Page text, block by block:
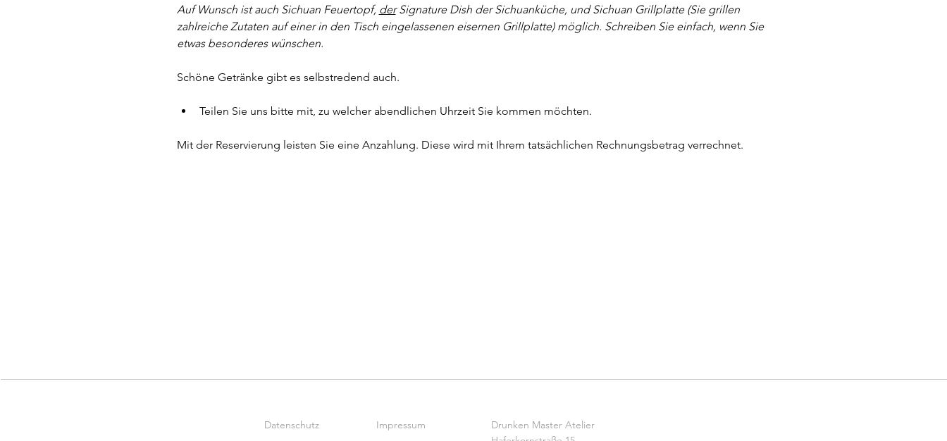
Auf Wunsch ist auch Sichuan Feuertopf, der Signature Dish der Sichuanküche, und Sichuan Grillplatte (Sie grillen
zahlreiche Zutaten auf einer in den Tisch eingelassenen eisernen Grillplatte) möglich. Schreiben Sie einfach, wenn Sie
etwas besonderes wünschen.
Schöne Getränke gibt es selbstredend auch.
Teilen Sie uns bitte mit, zu welcher abendlichen Uhrzeit Sie kommen möchten.
Mit der Reservierung leisten Sie eine Anzahlung. Diese wird mit Ihrem tatsächlichen Rechnungsbetrag verrechnet.
Datenschutz Impressum
Drunken Master Atelier